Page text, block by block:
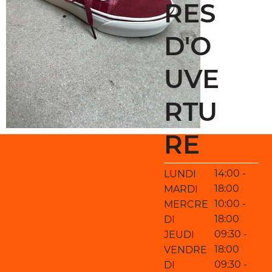
RES
D'O
UVE
RTU
RE
LUNDI
MARDI
MERCRE
DI
JEUDI
VENDRE
DI
14:00 -
18:00
10:00 -
18:00
09:30 -
18:00
09:30 -